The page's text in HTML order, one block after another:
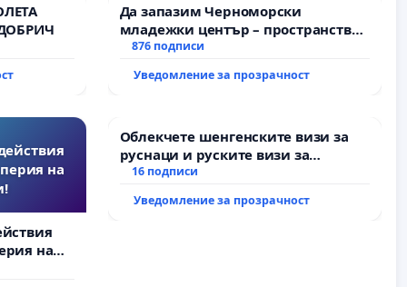
Да запазим Черноморски
младежки център – пространство
за младите на Варна
876 подписи
Уведомление за прозрачност
на
на
Облекчете шенгенските визи за
руснаци и руските визи за
българи
16 подписи
Уведомление за прозрачност